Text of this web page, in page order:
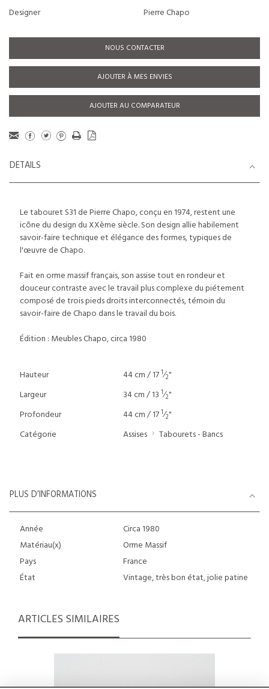
Designer Pierre Chapo
NOUS CONTACTER
AJOUTER À MES ENVIES
AJOUTER AU COMPARATEUR
DETAILS
Le tabouret S31 de Pierre Chapo, conçu en 1974, restent une
icône du design du XXème siècle. Son design allie habilement
savoir-faire technique et élégance des formes, typiques de
l'œuvre de Chapo.
Fait en orme massif français, son assise tout en rondeur et
douceur contraste avec le travail plus complexe du piétement
composé de trois pieds droits interconnectés, témoin du
savoir-faire de Chapo dans le travail du bois.
Édition : Meubles Chapo, circa 1980
Hauteur 44 cm / 171⁄2"
Largeur
34 cm / 13 1⁄2"
Profondeur
44 cm / 171⁄2"
Catégorie
Assises Tabourets - Bancs
PLUS D’INFORMATIONS
Année
Circa 1980
Matériau(x)
Orme Massif
Pays
France
État
Vintage, très bon état, jolie patine
ARTICLES SIMILAIRES